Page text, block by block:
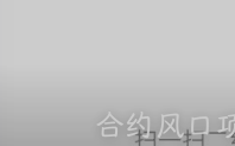
合约风口